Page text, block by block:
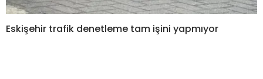
Eskişehir trafik denetleme tam işini yapmıyor